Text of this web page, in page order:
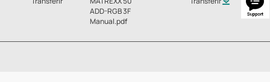
ADD-RGB 3F
Manual.pdf